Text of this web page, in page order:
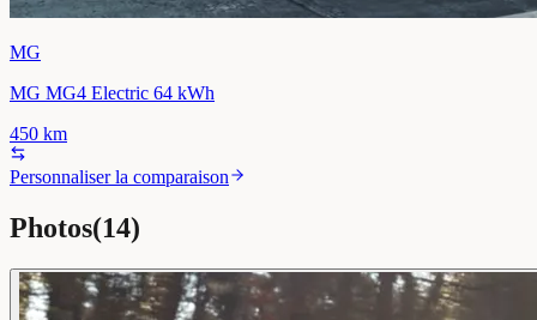
MG
MG MG4 Electric 64 kWh
450 km
Personnaliser la comparaison
Photos(14)